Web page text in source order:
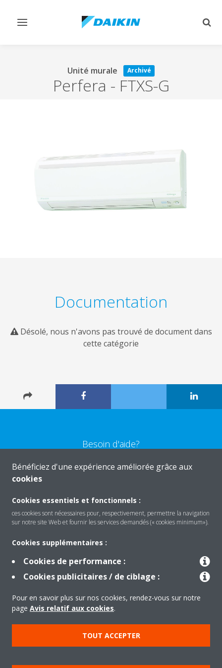
Afficher/masquer
Unité murale Archivé
Perfera - FTXS-G
Documentation
Désolé, nous n'avons pas trouvé de document dans
cette catégorie
Besoin d'aide?
CONTACTEZ-NOUS
Solutions
À propos de Daikin
Copyright © Daikin
Mentions légales
Avis relatif aux cookies
Bénéficiez d'une expérience améliorée grâce aux
cookies
Cookies essentiels et fonctionnels :
ces cookies sont nécessaires pour, respectivement, permettre la navigation
sur notre site Web et fournir les services demandés (« cookies minimum»).
Cookies supplémentaires :
Cookies de performance :
Cookies publicitaires / de ciblage :
Pour en savoir plus sur nos cookies, rendez-vous sur notre
page Avis relatif aux cookies.
TOUT ACCEPTER